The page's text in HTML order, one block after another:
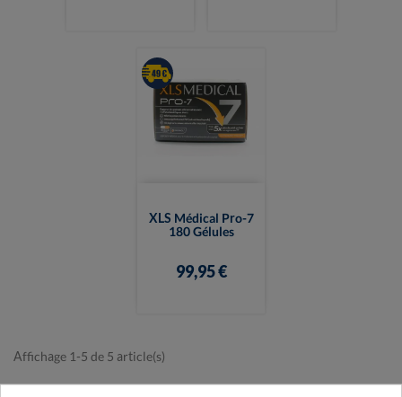
XLS Médical Pro-7
180 Gélules
99,95 €
Affichage 1-5 de 5 article(s)